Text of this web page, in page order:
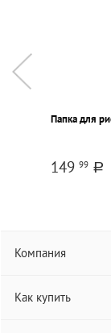
Папка для
149 99 a
Компания
Как купить